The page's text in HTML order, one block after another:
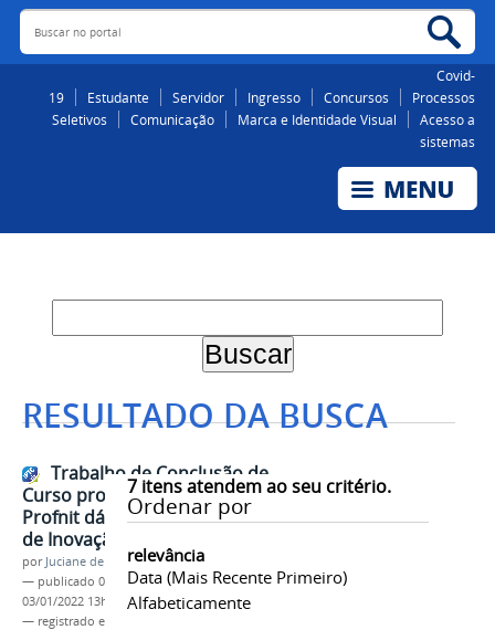
Buscar no portal
Covid-
19
Estudante Servidor Ingresso Concursos
Processos
Seletivos
Comunicação Marca e Identidade Visual
Acesso a
sistemas
RESULTADO DA BUSCA
7itens atendem ao seu critério.
Ordenar por
relevância
Data (mais Recente Primeiro)
Alfabeticamente
Trabalho de Conclusão de
Curso produzido no âmbito do
Profnit dá origem ao Marco Legal
de Inovação de Petrolina
por Juciane de Jesus Aleixo
— publicado 03/01/2022 —última modificação
03/01/2022 13h15
— registrado em: